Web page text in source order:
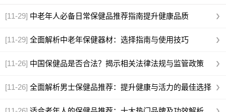
[11-29] 中老年人必备日常保健品推荐指南提升健康品质
[11-29] 全面解析中老年保健器材：选择指南与使用技巧
[11-26] 中国保健品是否合法？揭示相关法律法规与监管政策
[11-26] 全面解析男士保健品推荐：提升健康与活力的最佳选择